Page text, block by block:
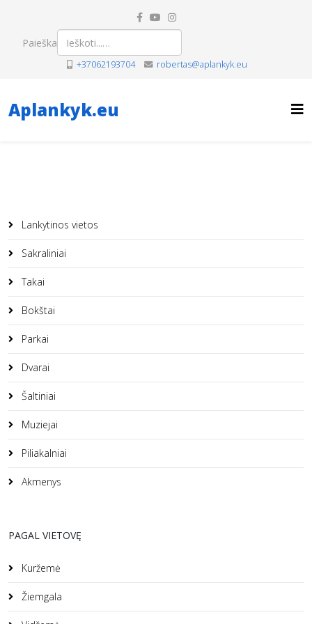
Paieška
+37062193704 robertas@aplankyk.eu
Aplankyk.eu
Lankytinos vietos
Sakraliniai
Takai
Bokštai
Parkai
Dvarai
Šaltiniai
Muziejai
Piliakalniai
Akmenys
PAGAL VIETOVĘ
Kuržemė
Žiemgala